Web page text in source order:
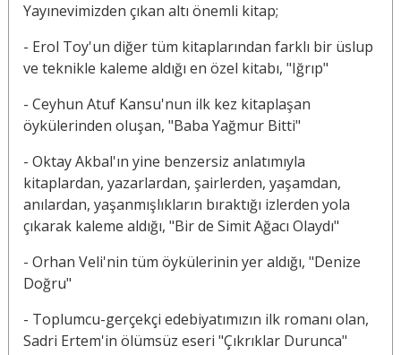
Yayınevimizden çıkan altı önemli kitap;
- Erol Toy'un diğer tüm kitaplarından farklı bir üslup
ve teknikle kaleme aldığı en özel kitabı, "Iğrıp"
- Ceyhun Atuf Kansu'nun ilk kez kitaplaşan
öykülerinden oluşan, "Baba Yağmur Bitti"
- Oktay Akbal'ın yine benzersiz anlatımıyla
kitaplardan, yazarlardan, şairlerden, yaşamdan,
anılardan, yaşanmışlıkların bıraktığı izlerden yola
çıkarak kaleme aldığı, "Bir de Simit Ağacı Olaydı"
- Orhan Veli'nin tüm öykülerinin yer aldığı, "Denize
Doğru"
- Toplumcu-gerçekçi edebiyatımızın ilk romanı olan,
Sadri Ertem'in ölümsüz eseri "Çıkrıklar Durunca"